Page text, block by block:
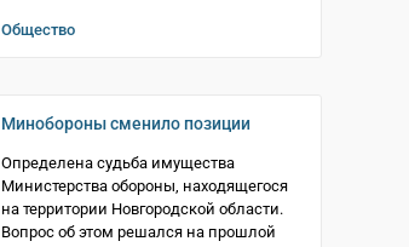
Общество
Минобороны сменило позиции
Определена судьба имущества
Министерства обороны, находящегося
на территории Новгородской области.
Вопрос об этом решался на прошлой